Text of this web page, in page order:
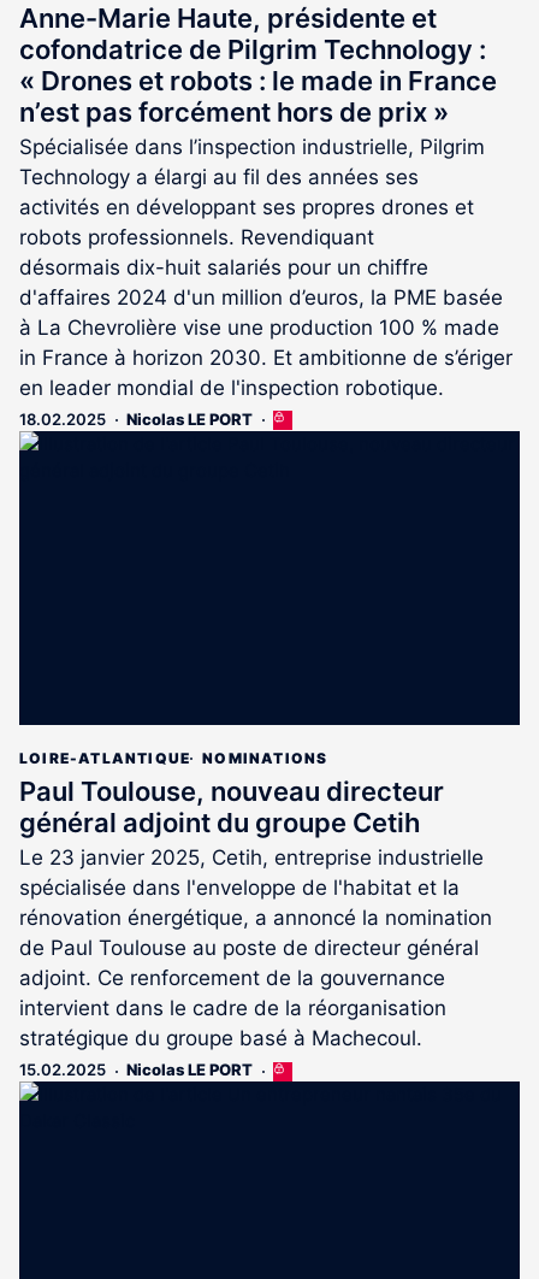
Anne-Marie Haute, présidente et
cofondatrice de Pilgrim Technology :
« Drones et robots : le made in France
n’est pas forcément hors de prix »
Spécialisée dans l’inspection industrielle, Pilgrim
Technology a élargi au fil des années ses
activités en développant ses propres drones et
robots professionnels. Revendiquant
désormais dix-huit salariés pour un chiffre
d'affaires 2024 d'un million d’euros, la PME basée
à La Chevrolière vise une production 100 % made
in France à horizon 2030. Et ambitionne de s’ériger
en leader mondial de l'inspection robotique.
18.02.2025 Nicolas LE PORT
Cet
LOIRE-ATLANTIQUE NOMINATIONS
Paul Toulouse, nouveau directeur
général adjoint du groupe Cetih
Le 23 janvier 2025, Cetih, entreprise industrielle
spécialisée dans l'enveloppe de l'habitat et la
rénovation énergétique, a annoncé la nomination
de Paul Toulouse au poste de directeur général
adjoint. Ce renforcement de la gouvernance
intervient dans le cadre de la réorganisation
stratégique du groupe basé à Machecoul.
15.02.2025 Nicolas LE PORT
Cet